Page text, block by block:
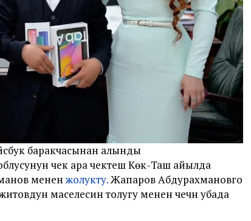
баракчасынан алынды
чек ара чектеш Көк-Таш айылда
мененжолукту.Жапаров Абдурахмановго
маселесин толугу менен чечүүнү убада